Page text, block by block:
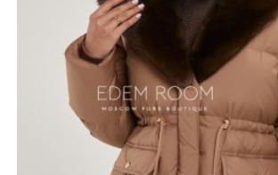
образами, так и с более спортивными,
универсальным элементом любого
*описание несет информационный
правила ухода могут быть изменены